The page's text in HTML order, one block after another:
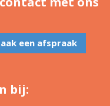
een afspraak
bij: